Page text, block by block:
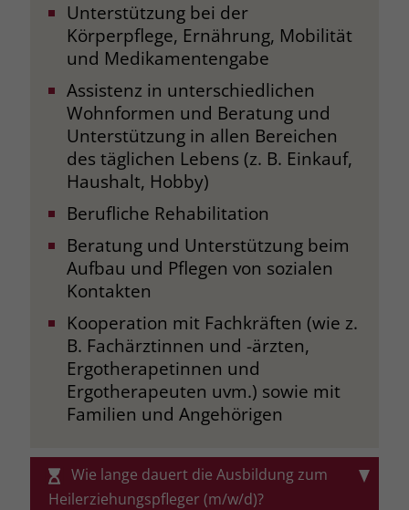
Unterstützung bei der
Körperpflege, Ernährung, Mobilität
und Medikamentengabe
Assistenz in unterschiedlichen
Wohnformen und Beratung und
Unterstützung in allen Bereichen
des täglichen Lebens (z. B. Einkauf,
Haushalt, Hobby)
Berufliche Rehabilitation
Beratung und Unterstützung beim
Aufbau und Pflegen von sozialen
Kontakten
Kooperation mit Fachkräften (wie z.
B. Fachärztinnen und -ärzten,
Ergotherapetinnen und
Ergotherapeuten uvm.) sowie mit
Familien und Angehörigen
Wie lange dauert die Ausbildung zum
Heilerziehungspfleger (m/w/d)?
Zweck
Behält die Zustände des Benutzers bei
allen Seitenanfragen bei.
Zweck
Dieses Cookie wird gesetzt, wenn ein
User über einen Klick auf eine Google
Werbeanzeige auf die Website gelangt.
Es enthält Informationen darüber,
welche Werbeanzeige geklickt wurde,
sodass erzielte Erfolge wie z.B.
Bestellungen oder Kontaktanfragen der
Anzeige zugewiesen werden können.
Anbieter Google Ads
Zweck
Dieses Cookie wird gesetzt, wenn ein
User über einen Klick auf eine Google
Werbeanzeige auf die Website gelangt.
Es enthält Informationen darüber,
welche Werbeanzeige geklickt wurde,
Bestellungen oder Kontaktanfragen der
Anzeige zugewiesen werden können.